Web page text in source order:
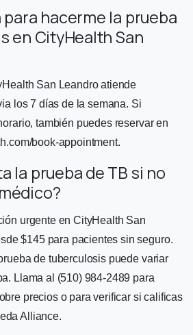
hacerme la prueba
en CityHealth San
San Leandro atiende
los 7 días de la semana. Si
también puedes reservar en
book-appointment.
la prueba de TB si no
urgente en CityHealth San
$145 para pacientes sin seguro.
de tuberculosis puede variar
Llama al (510) 984-2489 para
precios o para verificar si calificas
Alliance.